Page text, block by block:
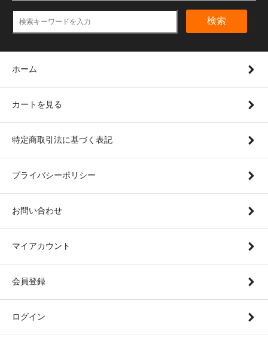
検索
ホーム
カートを見る
特定商取引法に基づく表記
プライバシーポリシー
お問い合わせ
マイアカウント
会員登録
ログイン